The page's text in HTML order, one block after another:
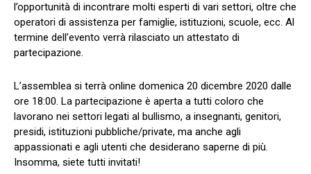
l’opportunità di incontrare molti esperti di vari settori, oltre che
operatori di assistenza per famiglie, istituzioni, scuole, ecc. Al
termine dell’evento verrà rilasciato un attestato di
partecipazione.
L’assemblea si terrà online domenica 20 dicembre 2020 dalle
ore 18:00. La partecipazione è aperta a tutti coloro che
lavorano nei settori legati al bullismo, a insegnanti, genitori,
presidi, istituzioni pubbliche/private, ma anche agli
appassionati e agli utenti che desiderano saperne di più.
Insomma, siete tutti invitati!